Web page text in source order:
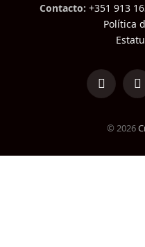
Contacto: +351 913
Política
LinkedIn
© 2026